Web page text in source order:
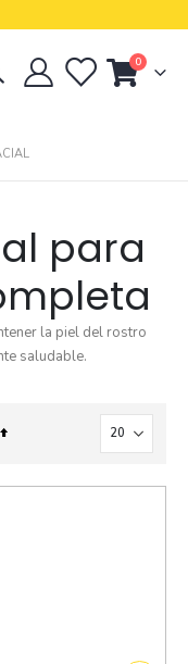
Cart
0
para
la piel del rostro
saludable.
Establecer